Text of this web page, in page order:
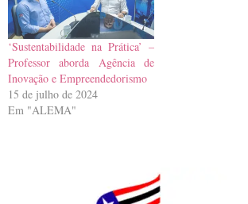
‘Sustentabilidade na Prática’ –
Professor aborda Agência de
Inovação e Empreendedorismo
15 de julho de 2024
Em "ALEMA"